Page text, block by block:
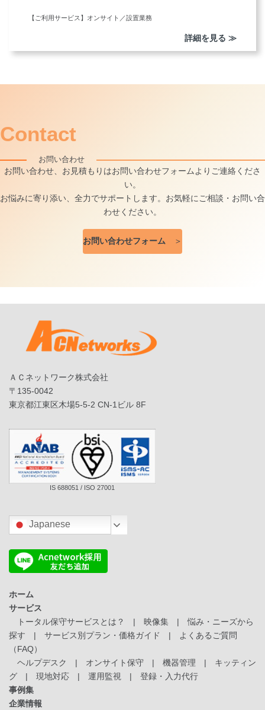
【ご利用サービス】オンサイト／設置業務
詳細を見る ≫
Contact
お問い合わせ
お問い合わせ、お見積もりはお問い合わせフォームよりご連絡くださ
い。
お悩みに寄り添い、全力でサポートします。お気軽にご相談・お問い合
わせください。
お問い合わせフォーム ＞
ＡＣネットワーク株式会社
〒135-0042
東京都江東区木場5-5-2 CN-1ビル 8F
IS 688051 / ISO 27001
Japanese
ホーム
サービス
トータル保守サービスとは？
| 映像集 |悩み・ニーズから
探す | サービス別プラン・価格ガイド |
よくあるご質問
（FAQ）
ヘルプデスク
| オンサイト保守 | 機器管理 | キッティン
グ | 現地対応 | 運用監視 | 登録・入力代行
事例集
企業情報